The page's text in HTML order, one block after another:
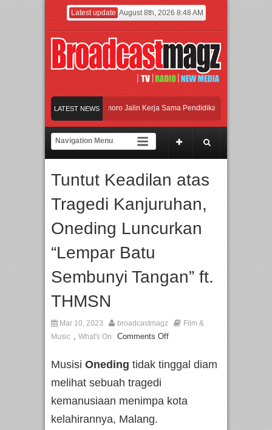
Latest update August 8th, 2026 8:48 AM
LATEST NEWS
Universitas Agung Podomoro Jalin Kerja Sama Pendidikan dan Riset untuk
Jakarta dengan Ribuan Mainan dan Produk Bayi dari Seluruh Dunia,
Universitas Agung Podomoro Jalin Kerja Sama Pendidikan dan Riset untuk
Tuntut Keadilan atas
Tragedi Kanjuruhan,
Oneding Luncurkan
“Lempar Batu
Sembunyi Tangan” ft.
THMSN
Mar 10, 2023 broadcastmagz
Film &
Music , What's On Comments Off
Musisi Oneding tidak tinggal diam
melihat sebuah tragedi
kemanusiaan menimpa kota
kelahirannya, Malang.